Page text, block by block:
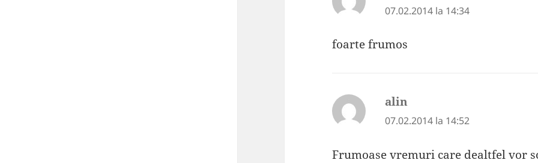
07.02.2014 la 14:34
foarte frumos
alin
07.02.2014 la 14:52
Frumoase vremuri care dealtfel vor